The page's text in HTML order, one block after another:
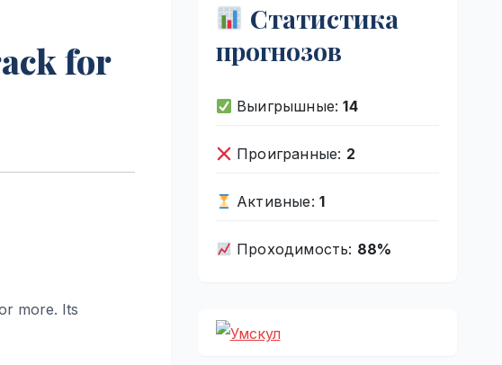
for
more. Its
Статистика
прогнозов
Выигрышные:14
Проигранные: 2
Активные: 1
Проходимость: 88%